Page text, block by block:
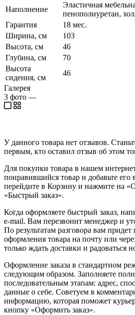
Наполнение
Эластичная
пенополиуретан,
Гарантия
18 мес.
Ширина, см
103
Высота, см
46
Глубина, см
70
Высота
сидения, см
46
Галерея
3 фото —
У данного товара нет отзывов.
первым, кто оставил отзыв об этом
Для покупки товара в нашем
понравившийся товар и добавьте его
перейдите в Корзину и нажмите на
«Быстрый заказ».
Когда оформляете быстрый заказ,
e-mail. Вам перезвонит менеджер и
По результатам разговора вам
оформления товара на почту или
только ждать доставки и радоваться
Оформление заказа в стандартном
следующим образом. Заполняете
последовательным этапам: адрес,
данные о себе. Советуем в
информацию, которая поможет
кнопку «Оформить заказ».